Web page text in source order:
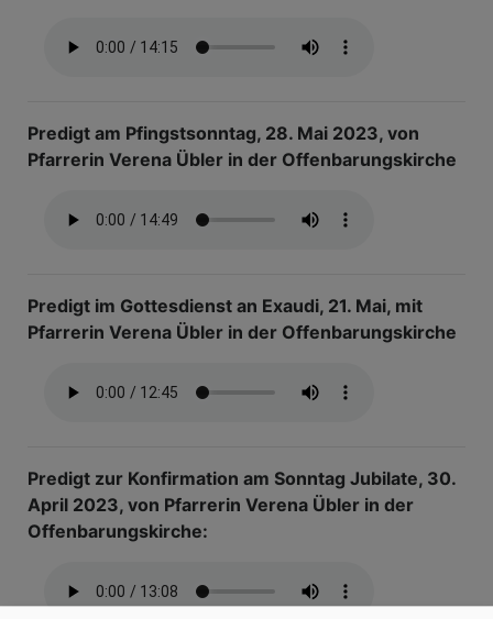
Predigt am Pfingstsonntag, 28. Mai 2023, von
Pfarrerin Verena Übler in der Offenbarungskirche
Predigt im Gottesdienst an Exaudi, 21. Mai, mit
Pfarrerin Verena Übler in der Offenbarungskirche
Predigt zur Konfirmation am Sonntag Jubilate, 30.
April 2023, von Pfarrerin Verena Übler in der
Offenbarungskirche: